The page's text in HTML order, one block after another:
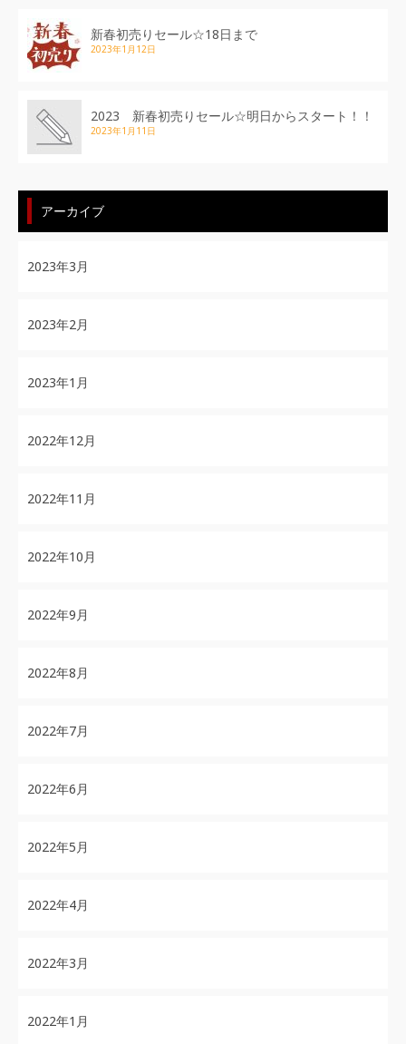
新春初売りセール☆18日まで
2023年1月12日
2023 新春初売りセール☆明日からスタート！！
2023年1月11日
アーカイブ
2023年3月
2023年2月
2023年1月
2022年12月
2022年11月
2022年10月
2022年9月
2022年8月
2022年7月
2022年6月
2022年5月
2022年4月
2022年3月
2022年1月